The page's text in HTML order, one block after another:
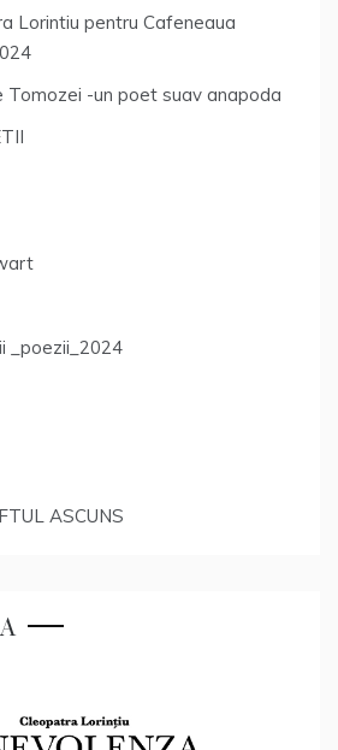
Lorintiu pentru Cafeneaua
Tomozei -un poet suav anapoda
_poezii_2024
ASCUNS